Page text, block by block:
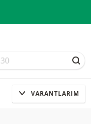
VARANTLARIM